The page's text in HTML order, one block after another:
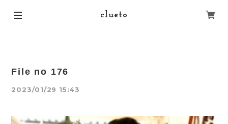
clueto
File no 176
2023/01/29 15:43